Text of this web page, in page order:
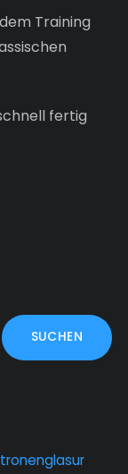
Training
fertig
SUCHEN